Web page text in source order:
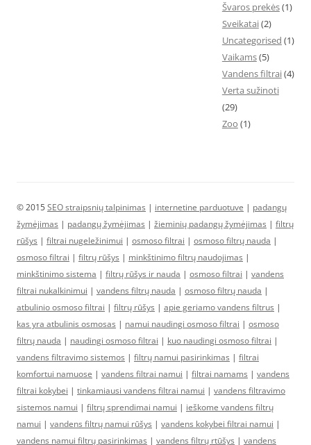
Švaros prekės(1)
Sveikatai(2)
Uncategorised (1)
Vaikams(5)
Vandens filtrai(4)
Verta sužinoti
(29)
Zoo (1)
© 2015SEO straipsnių talpinimas | internetine parduotuve | padangų
žymėjimas | padangų žymėjimas | žieminių padangų žymėjimas | filtrų
rūšys | filtrai nugeležinimui | osmoso filtrai | osmoso filtrų nauda |
osmoso filtrai | filtrų rūšys | minkštinimo filtrų naudojimas |
minkštinimo sistema | filtrų rūšys ir nauda | osmoso filtrai | vandens
filtrai nukalkinimui | vandens filtrų nauda | osmoso filtrų nauda |
atbulinio osmoso filtrai | filtrų rūšys | apie geriamo vandens filtrus |
kas yra atbulinis osmosas | namui naudingi osmoso filtrai | osmoso
filtrų nauda | naudingi osmoso filtrai | kuo naudingi osmoso filtrai |
vandens filtravimo sistemos | filtrų namui pasirinkimas | filtrai
komfortui namuose | vandens filtrai namui | filtrai namams | vandens
filtrai kokybei | tinkamiausi vandens filtrai namui | vandens filtravimo
sistemos namui | filtrų sprendimai namui | ieškome vandens filtrų
namui | vandens filtrų namui rūšys | vandens kokybei filtrai namui |
vandens namui filtrų pasirinkimas | vandens filtrų rtūšys | vandens